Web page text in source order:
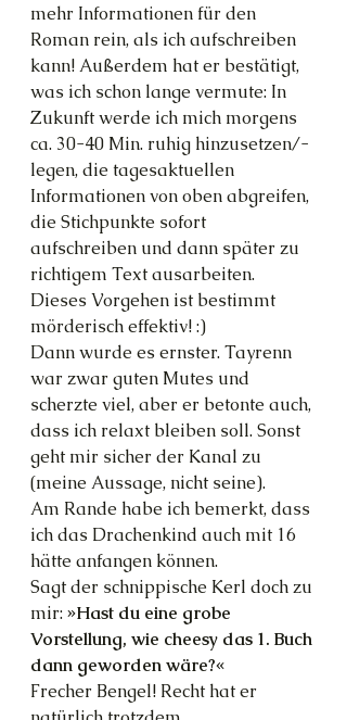
mehr Informationen für den
Roman rein, als ich aufschreiben
kann! Außerdem hat er bestätigt,
was ich schon lange vermute: In
Zukunft werde ich mich morgens
ca. 30-40 Min. ruhig hinzusetzen/-
legen, die tagesaktuellen
Informationen von oben abgreifen,
die Stichpunkte sofort
aufschreiben und dann später zu
richtigem Text ausarbeiten.
Dieses Vorgehen ist bestimmt
mörderisch effektiv! :)
Dann wurde es ernster. Tayrenn
war zwar guten Mutes und
scherzte viel, aber er betonte auch,
dass ich relaxt bleiben soll. Sonst
geht mir sicher der Kanal zu
(meine Aussage, nicht seine).
Am Rande habe ich bemerkt, dass
ich das Drachenkind auch mit 16
hätte anfangen können.
Sagt der schnippische Kerl doch zu
mir: »Hast du eine grobe
Vorstellung, wie cheesy das 1. Buch
dann geworden wäre?«
Frecher Bengel! Recht hat er